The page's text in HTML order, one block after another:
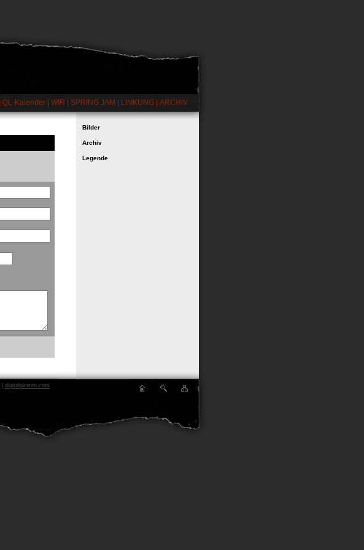
QL-Kalender WIR SPRING JAM LINKUNG ARCHIV
Bilder
Archiv
Legende
digitalpiraten.com